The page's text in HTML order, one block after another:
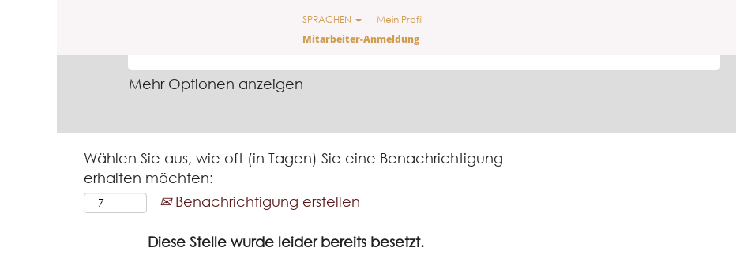
SPRACHEN
Mein Profil
Mitarbeiter-Anmeldung
NACH STICHWORT SUCHEN
Mehr Optionen anzeigen
Wählen Sie aus, wie oft (in Tagen) Sie eine Benachrichtigung
erhalten möchten:
Benachrichtigung erstellen
Diese Stelle wurde leider bereits besetzt.